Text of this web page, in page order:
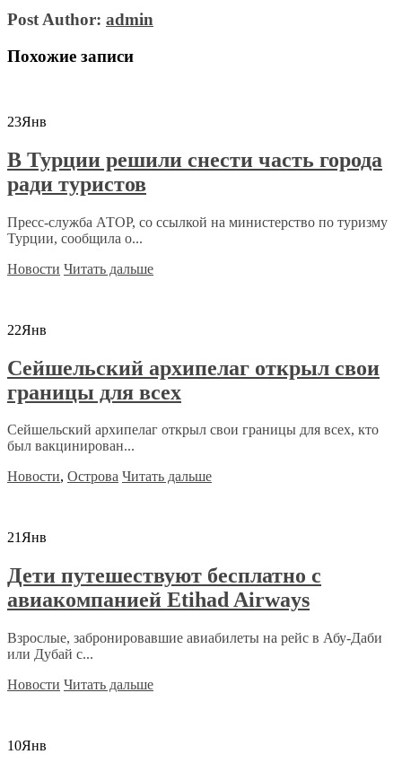
Post Author: admin
Похожие записи
23Янв
В Турции решили снести часть города
ради туристов
Пресс-служба АТОР, со ссылкой на министерство по туризму
Турции, сообщила о...
Новости Читать дальше
22Янв
Сейшельский архипелаг открыл свои
границы для всех
Сейшельский архипелаг открыл свои границы для всех, кто
был вакцинирован...
Новости, Острова Читать дальше
21Янв
Дети путешествуют бесплатно с
авиакомпанией Etihad Airways
Взрослые, забронировавшие авиабилеты на рейс в Абу-Даби
или Дубай с...
Новости Читать дальше
10Янв